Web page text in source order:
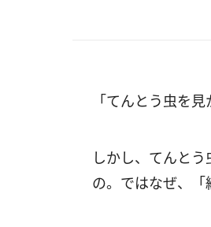
「てんとう虫を
しかし、てんと
の。ではなぜ、「